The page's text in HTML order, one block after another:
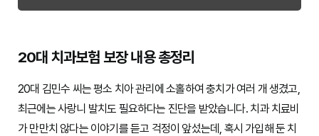
20대 치과보험 보장 내용 총정리
20대 김민수 씨는 평소 치아 관리에 소홀하여 충치가 여러 개 생겼고,
최근에는 사랑니 발치도 필요하다는 진단을 받았습니다. 치과 치료비
가 만만치 않다는 이야기를 듣고 걱정이 앞섰는데, 혹시 가입해 둔 치